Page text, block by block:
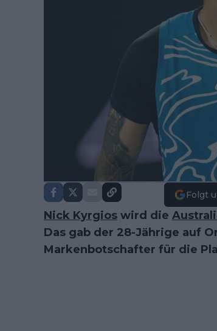
Folgt
Nick Kyrgios wird die
Das gab der 28-Jährige auf
Markenbotschafter für die